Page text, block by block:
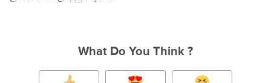
What Do You Think ?